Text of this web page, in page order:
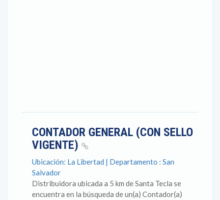
CONTADOR GENERAL (CON SELLO
VIGENTE)
Ubicación: La Libertad | Departamento : San
Salvador
Distribuidora ubicada a 5 km de Santa Tecla se
encuentra en la búsqueda de un(a) Contador(a)